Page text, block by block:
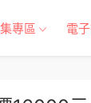
專區 電